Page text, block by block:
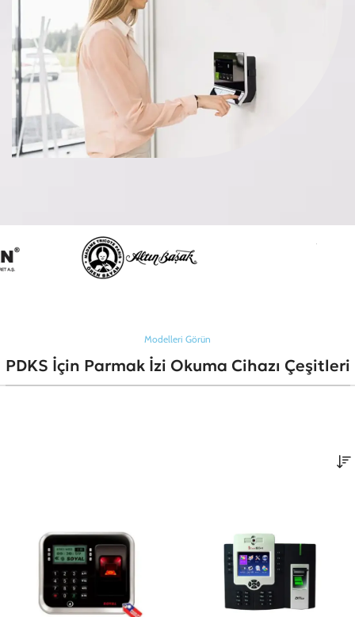
Modelleri Görün
PDKS İçin Parmak İzi Okuma Cihazı Çeşitleri